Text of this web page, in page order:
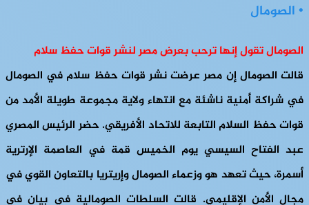
• الصومال
الصومال تقول إنها ترحب بعرض مصر لنشر قوات حفظ سلام
قالت الصومال إن مصر عرضت نشر قوات حفظ سلام في الصومال
في شراكة أمنية ناشئة مع انتهاء ولاية مجموعة طويلة الأمد من
قوات حفظ السلام التابعة للاتحاد الأفريقي. حضر الرئيس المصري
عبد الفتاح السيسي يوم الخميس قمة في العاصمة الإرترية
أسمرة، حيث تعهد هو وزعماء الصومال وإريتريا بالتعاون القوي في
مجال الأمن الإقليمي. قالت السلطات الصومالية في بيان في